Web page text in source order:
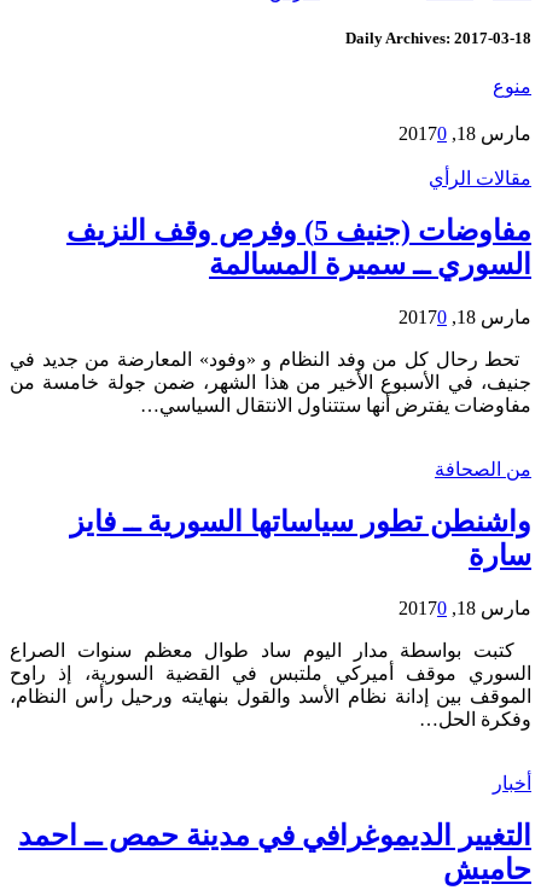
Daily Archives: 2017-03-18
منوع
مارس 18, 2017 0
مقالات الرأي
مفاوضات (جنيف 5) وفرص وقف النزيف
السوري ــ سميرة المسالمة
مارس 18, 2017 0
تحط رحال كل من وفد النظام و «وفود» المعارضة من جديد في
جنيف، في الأسبوع الأخير من هذا الشهر، ضمن جولة خامسة من
مفاوضات يفترض أنها ستتناول الانتقال السياسي…
من الصحافة
واشنطن تطور سياساتها السورية ــ فايز
سارة
مارس 18, 2017 0
كتبت بواسطة مدار اليوم ساد طوال معظم سنوات الصراع
السوري موقف أميركي ملتبس في القضية السورية، إذ راوح
الموقف بين إدانة نظام الأسد والقول بنهايته ورحيل رأس النظام،
وفكرة الحل…
أخبار
التغيير الديموغرافي في مدينة حمص ــ احمد
حاميش